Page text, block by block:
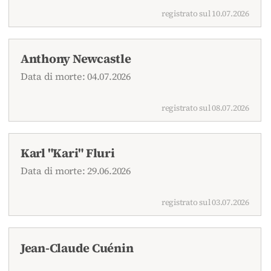
registrato sul 10.07.2026
Anthony Newcastle
Data di morte: 04.07.2026
registrato sul 08.07.2026
Karl "Kari" Fluri
Data di morte: 29.06.2026
registrato sul 03.07.2026
Jean-Claude Cuénin